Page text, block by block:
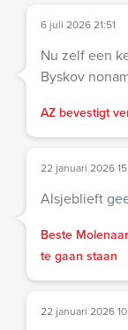
6 juli 2026 21:51
Nu zelf een
Byskov
AZ bevestigt
22 januari 2026
Alsjeblieft
Beste
te gaan staan
22 januari 2026